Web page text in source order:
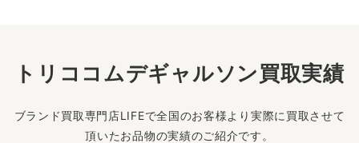
トリココムデギャルソン買取実績
ブランド買取専門店LIFEで全国のお客様より実際に買取させて
頂いたお品物の実績のご紹介です。